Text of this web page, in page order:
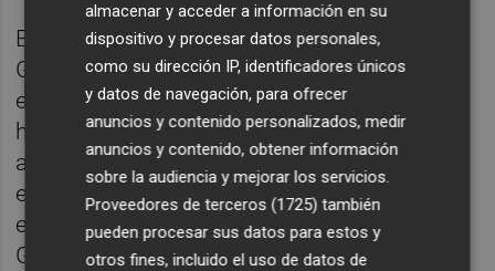
El diseño del parque Central y del paseo
García Lorca responde "única y
exclusivamente" al análisis riguroso que han
hecho los técnicos municipales con el
asesoramiento de ingenieros expertos
externos. Este análisis define además una
estrategia que contempla al nuevo paseo
García Lorca como "manera de laminar la
almacenar y acceder a información en su
dispositivo y procesar datos personales,
como su dirección IP, identificadores únicos
y datos de navegación, para ofrecer
anuncios y contenido personalizados, medir
anuncios y contenido, obtener información
sobre la audiencia y mejorar los servicios.
Proveedores de terceros (1725) también
pueden procesar sus datos para estos y
otros fines, incluido el uso de datos de